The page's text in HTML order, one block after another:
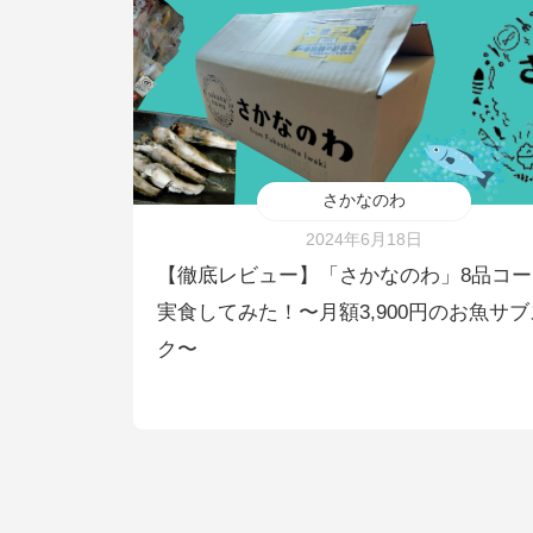
さかなのわ
2024年6月18日
【徹底レビュー】「さかなのわ」8品コ
実食してみた！〜月額3,900円のお魚サ
ク〜